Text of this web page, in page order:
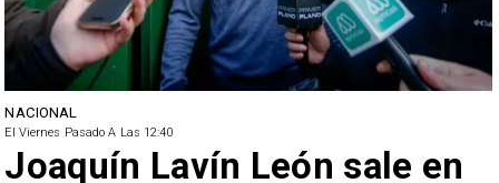
NACIONAL
El Viernes Pasado A Las 12:40
Joaquín Lavín León sale en